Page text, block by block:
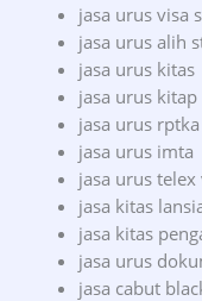
jasa urus visa
jasa urus alih
jasa urus kitas
jasa urus kitap
jasa urus rptka
jasa urus imta
jasa urus telex
jasa kitas
jasa kitas
jasa urus
jasa cabut